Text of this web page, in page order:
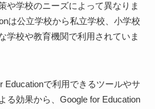
や学校のニーズによって異なりま
は公立学校から私立学校、小学校
学校や教育機関で利用されていま
Educationで利用できるツールやサ
る効果から、Google for Education